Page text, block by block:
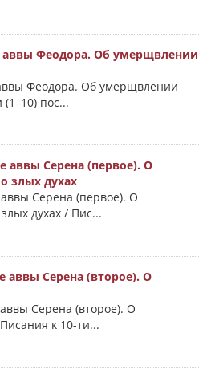
аввы Феодора. Об умерщвлении
Феодора. Об умерщвлении
пос...
аввы Серена (первое). О
злых духах
Серена (первое). О
духах / Пис...
аввы Серена (второе). О
Серена (второе). О
к 10-ти...